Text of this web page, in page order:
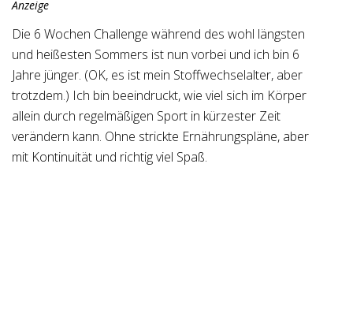
Anzeige
Die 6 Wochen Challenge während des wohl längsten
und heißesten Sommers ist nun vorbei und ich bin 6
Jahre jünger. (OK, es ist mein Stoffwechselalter, aber
trotzdem.) Ich bin beeindruckt, wie viel sich im Körper
allein durch regelmäßigen Sport in kürzester Zeit
verändern kann. Ohne strickte Ernährungspläne, aber
mit Kontinuität und richtig viel Spaß.